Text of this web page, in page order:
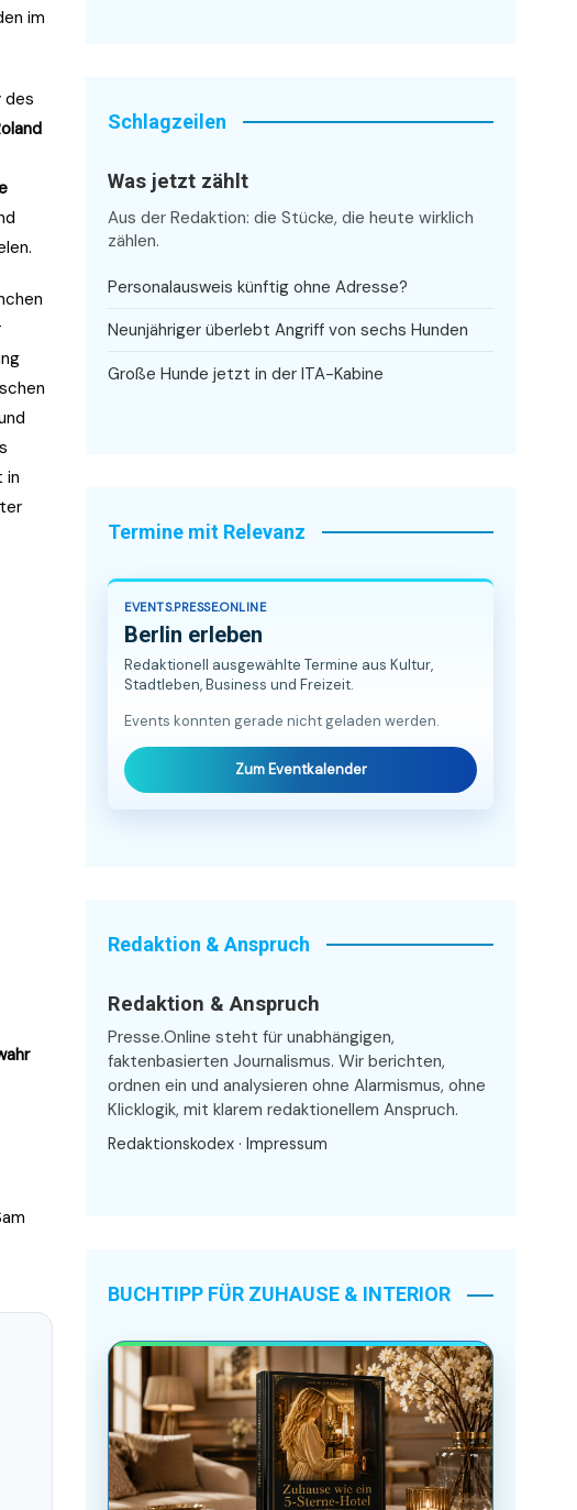
im
des
in
Schlagzeilen
Was jetzt zählt
Aus der Redaktion: die Stücke, die heute wirklich
zählen.
Personalausweis künftig ohne Adresse?
Neunjähriger überlebt Angriff von sechs Hunden
Große Hunde jetzt in der ITA-Kabine
Termine mit Relevanz
EVENTS.PRESSE.ONLINE
Berlin erleben
Redaktionell ausgewählte Termine aus Kultur,
Stadtleben, Business und Freizeit.
Events konnten gerade nicht geladen werden.
Zum Eventkalender
Redaktion & Anspruch
Redaktion & Anspruch
Presse.Online steht für unabhängigen,
faktenbasierten Journalismus. Wir berichten,
ordnen ein und analysieren ohne Alarmismus, ohne
Klicklogik, mit klarem redaktionellem Anspruch.
Redaktionskodex · Impressum
BUCHTIPP FÜR ZUHAUSE & INTERIOR